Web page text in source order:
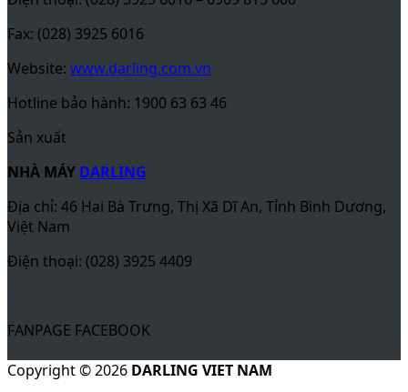
Fax: (028) 3925 6016
Website: www.darling.com.vn
Hotline bảo hành: 1900 63 63 46
Sản xuất
NHÀ MÁY DARLING
Địa chỉ: 46 Hai Bà Trưng, Thị Xã Dĩ An, Tỉnh Bình Dương,
Việt Nam
Điện thoại: (028) 3925 4409
FANPAGE FACEBOOK
Copyright © 2026 DARLING VIET NAM